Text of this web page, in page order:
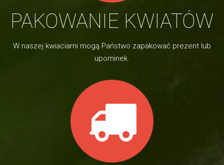
PAKOWANIE KWIATÓW
W naszej kwiaciarni mogą Państwo zapakować prezent lub
upominek.